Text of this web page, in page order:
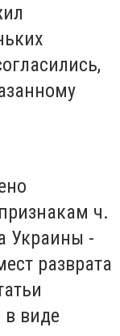
ч.
Украины -
разврата
в виде